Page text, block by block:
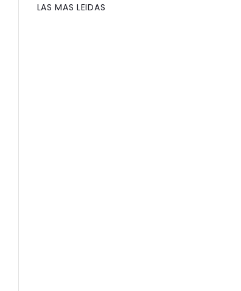
LAS MAS LEIDAS